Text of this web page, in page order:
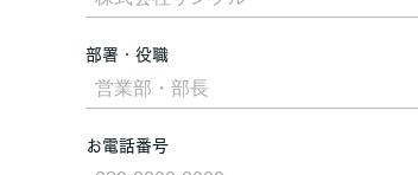
部署・役職
お電話番号